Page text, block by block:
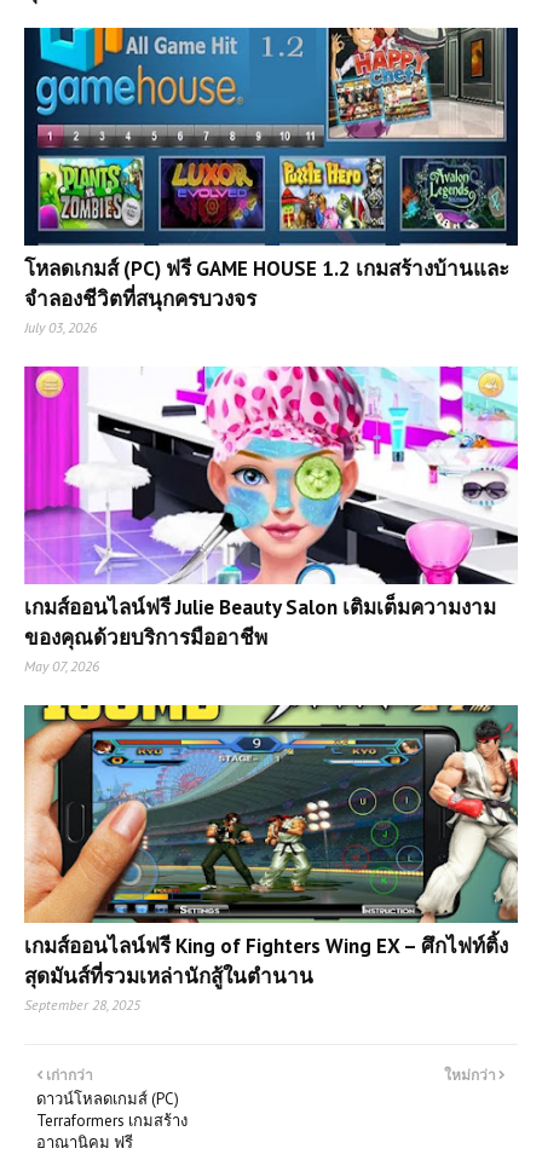
โหลดเกมส์ (PC) ฟรี GAME HOUSE 1.2 เกมสร้างบ้านและ
จำลองชีวิตที่สนุกครบวงจร
July 03, 2026
เกมส์ออนไลน์ฟรี Julie Beauty Salon เติมเต็มความงาม
ของคุณด้วยบริการมืออาชีพ
May 07, 2026
เกมส์ออนไลน์ฟรี King of Fighters Wing EX – ศึกไฟท์ติ้ง
สุดมันส์ที่รวมเหล่านักสู้ในตำนาน
September 28, 2025
ใหม่กว่า
เก่ากว่า
ดาวน์โหลดเกมส์ (PC)
Terraformers เกมสร้าง
อาณานิคม ฟรี